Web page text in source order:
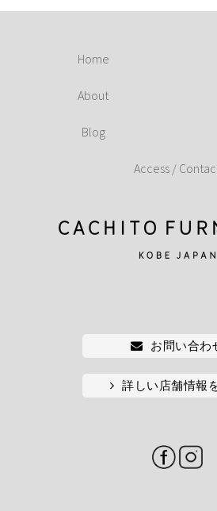
Home
About
Blog
Access /
お問い合わ
詳しい店舗情報